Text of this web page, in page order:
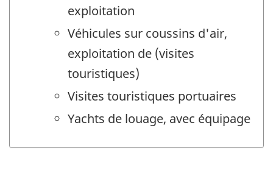
exploitation
Véhicules sur coussins d'air,
exploitation de (visites
touristiques)
Visites touristiques portuaires
Yachts de louage, avec équipage